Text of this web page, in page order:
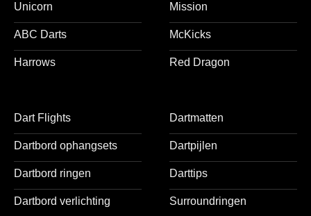
Unicorn
ABC Darts
Harrows
Mission
McKicks
Red Dragon
Dart Flights
Dartbord ophangsets
Dartbord ringen
Dartbord verlichting
Dartmatten
Dartpijlen
Darttips
Surroundringen